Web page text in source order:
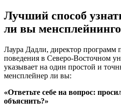
Лучший способ
ли вы
Лаура Дадли, директор программ
поведения в Северо-Восточном
указывает на один простой и
менсплейнер ли вы:
«Ответьте себе на вопрос:
объяснить?»